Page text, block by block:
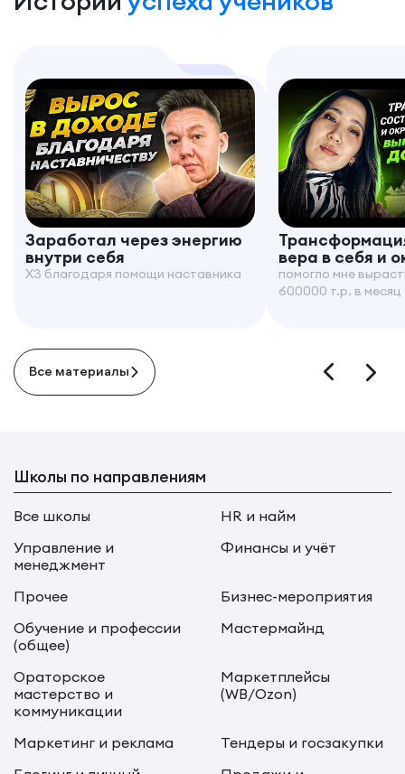
Заработал через энергию
внутри себя
X3 благодаря помощи наставника
вера в себя и
помогло мне
600000 т.р. в месяц
Все материалы
Школы по направлениям
Все школы
HR и найм
Управление и
менеджмент
Финансы и учёт
Прочее
Бизнес-мероприятия
Обучение и профессии
(общее)
Мастермайнд
Ораторское
мастерство и
коммуникации
Маркетплейсы
(WB/Ozon)
Маркетинг и реклама
Тендеры и госзакупки